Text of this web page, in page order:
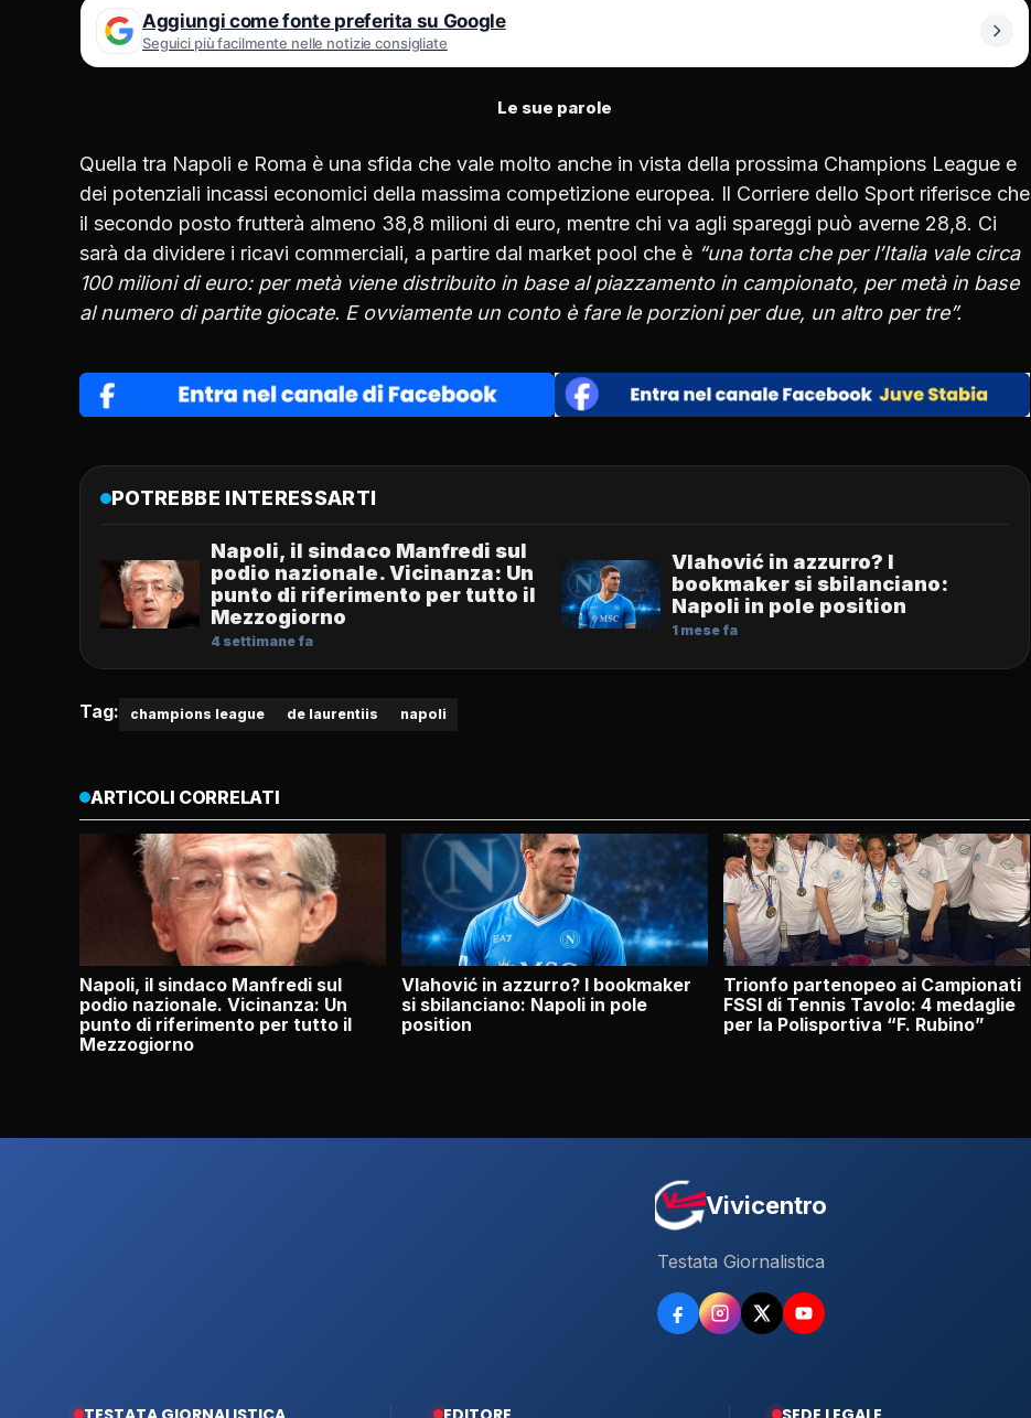
Aggiungi come fonte preferita su Google
Seguici più facilmente nelle notizie consigliate
Le sue parole
Quella tra Napoli e Roma è una sfida che vale molto anche in vista della prossima Champions League e
dei potenziali incassi economici della massima competizione europea. Il Corriere dello Sport riferisce che
il secondo posto frutterà almeno 38,8 milioni di euro, mentre chi va agli spareggi può averne 28,8. Ci
sarà da dividere i ricavi commerciali, a partire dal market pool che è “una torta che per l’Italia vale circa
100 milioni di euro: per metà viene distribuito in base al piazzamento in campionato, per metà in base
al numero di partite giocate. E ovviamente un conto è fare le porzioni per due, un altro per tre”.
POTREBBE INTERESSARTI
Napoli, il sindaco Manfredi sul
podio nazionale. Vicinanza: Un
punto di riferimento per tutto il
Mezzogiorno
4 settimane fa
Vlahović in azzurro? I
bookmaker si sbilanciano:
Napoli in pole position
1 mese fa
Tag: champions league de laurentiis napoli
ARTICOLI CORRELATI
Napoli, il sindaco Manfredi sul
podio nazionale. Vicinanza: Un
punto di riferimento per tutto il
Mezzogiorno
Vlahović in azzurro? I bookmaker
si sbilanciano: Napoli in pole
position
Trionfo partenopeo ai Campionati
FSSI di Tennis Tavolo: 4 medaglie
per la Polisportiva “F. Rubino”
Vivicentro
Testata Giornalistica